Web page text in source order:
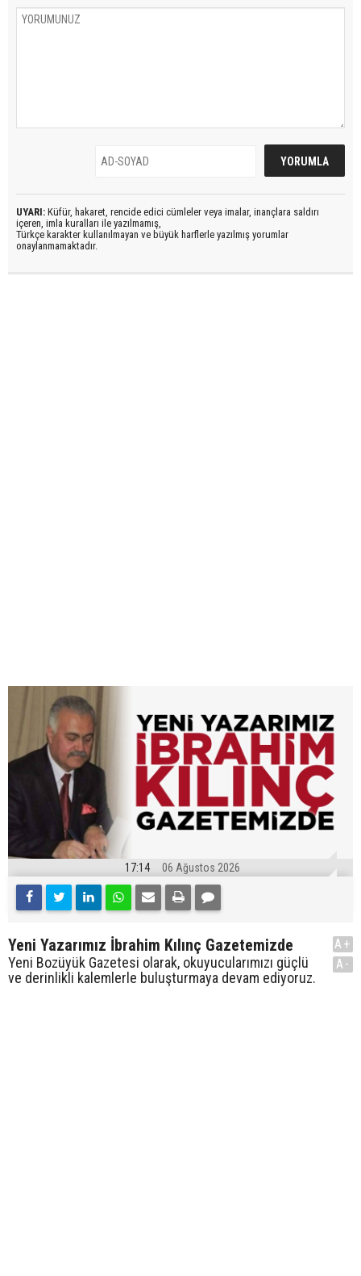
UYARI: Küfür, hakaret, rencide edici cümleler veya imalar, inançlara saldırı
içeren, imla kuralları ile yazılmamış,
Türkçe karakter kullanılmayan ve büyük harflerle yazılmış yorumlar
onaylanmamaktadır.
17:14 06 Ağustos 2026
Yeni Yazarımız İbrahim Kılınç Gazetemizde
Yeni Bozüyük Gazetesi olarak, okuyucularımızı güçlü
ve derinlikli kalemlerle buluşturmaya devam ediyoruz.
A+
A-